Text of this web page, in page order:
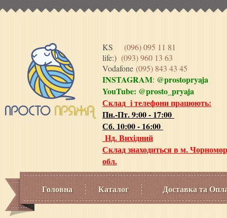
KS (096) 095 11 81
life:) (093) 960 13 63
Vodafone (095) 843 43 45
INSTAGRAM: @prostopryaja
YouTube: @prosto_pryaja
Склад і телефони працюють:
Пн.-Пт. 9:00 - 17:00
Сб. 10:00 - 16:00
Нд. Вихідний
Склад знаходиться в м.
обл.
Головна Каталог Доставка та